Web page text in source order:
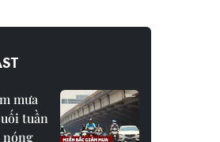
mưa
tuần
nóng